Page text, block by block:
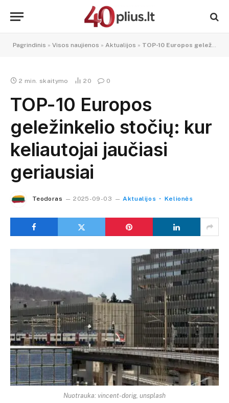
Pagrindinis » Visos naujienos » Aktualijos » TOP-10 Europos geležinkelio stočių: kur keliautojai jaučiasi geriausiai
2 min. skaitymo 20 0
TOP-10 Europos
geležinkelio stočių: kur
keliautojai jaučiasi
geriausiai
Teodoras 2025-09-03 Aktualijos Kelionės
Nuotrauka: vincent-dorig, unsplash